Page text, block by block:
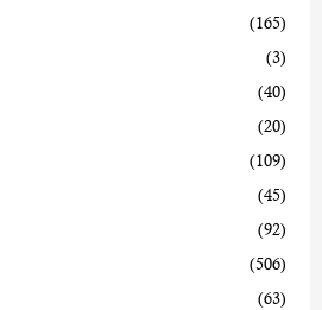
(165)
(3)
(40)
(20)
(109)
(45)
(92)
(506)
(63)